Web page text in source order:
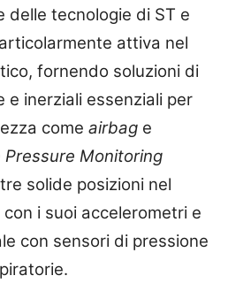
tecnologie di ST e
attiva nel
fornendo soluzioni di
e inerziali essenziali per
come airbag e
Pressure Monitoring
solide posizioni nel
i suoi accelerometri e
con sensori di pressione